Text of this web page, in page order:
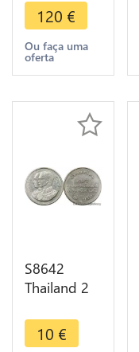
1/4 Baht
Rama III
1851 Pot
Duong
>Make
120 €
Ou faça uma
oferta
S8642
Thailand 2
IX Thai
Cooperatives
10 €